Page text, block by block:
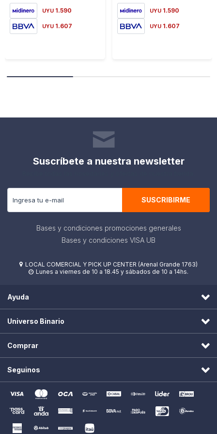
UYU 1.590
UYU 1.607
UYU 1.590
UYU 1.607
Suscríbete a nuestra newsletter
SUSCRIBIRME
Bases y condiciones promociones generales
Bases y condiciones VISA UB
 LOCAL COMERCIAL Y PICK UP CENTER (Arenal Grande 1763)
 Lunes a viernes de 10 a 18.45 y sábados de 10 a 14hs.
Ayuda
Universo Binario
Comprar
Seguinos